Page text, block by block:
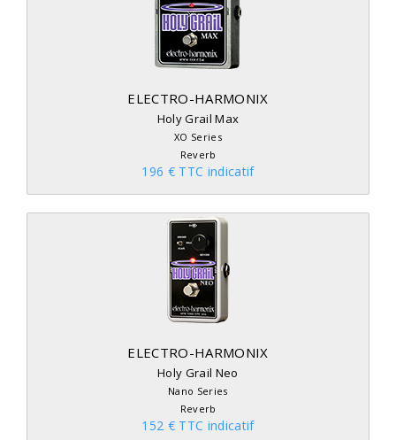
ELECTRO-HARMONIX
Holy Grail Max
XO Series
Reverb
196 € TTC indicatif
ELECTRO-HARMONIX
Holy Grail Neo
Nano Series
Reverb
152 € TTC indicatif